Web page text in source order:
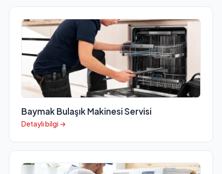
Baymak Bulaşık Makinesi Servisi
Detaylı bilgi →